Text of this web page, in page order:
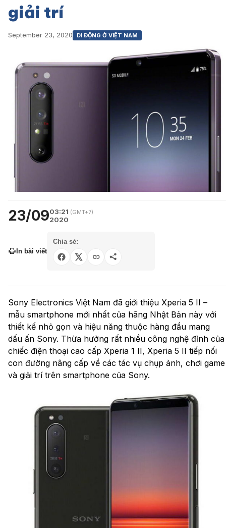
giải trí
September 23, 2020 DI ĐỘNG Ở VIỆT NAM
23/0903:21 (GMT+7)
2020
In bài viết
Chia sẻ:
Sony Electronics Việt Nam đã giới thiệu Xperia 5 II –
mẫu smartphone mới nhất của hãng Nhật Bản này với
thiết kế nhỏ gọn và hiệu năng thuộc hàng đầu mang
dấu ấn Sony. Thừa hưởng rất nhiều công nghệ đỉnh của
chiếc điện thoại cao cấp Xperia 1 II, Xperia 5 II tiếp nối
con đường nâng cấp về các tác vụ chụp ảnh, chơi game
và giải trí trên smartphone của Sony.